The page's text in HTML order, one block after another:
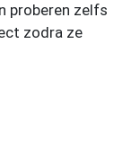
proberen zelfs
zodra ze